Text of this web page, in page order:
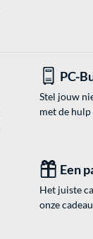
PC-
Stel jouw
met de
Een
Het juiste
onze